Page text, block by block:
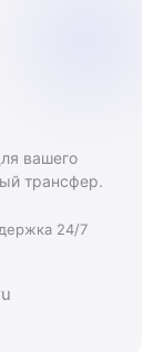
вашего
трансфер.
24/7